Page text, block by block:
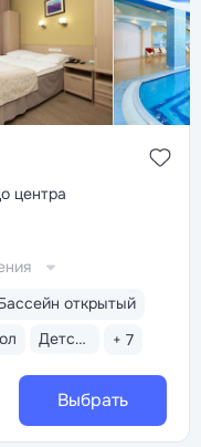
центра
открытый
Детская комната + 7
Выбрать